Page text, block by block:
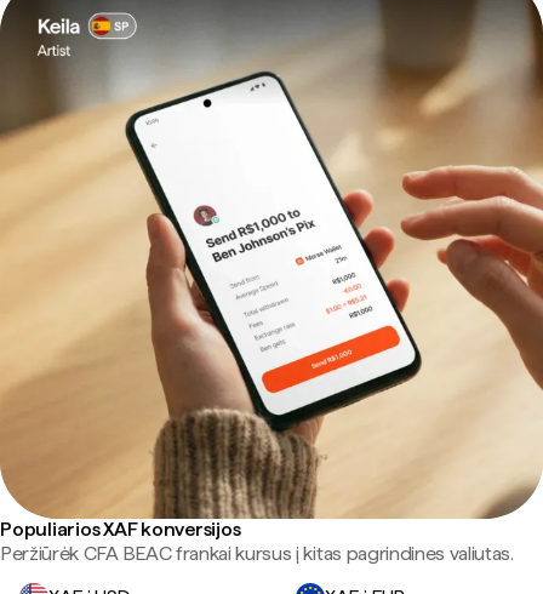
Populiarios XAF konversijos
Peržiūrėk CFA BEAC frankai kursus į kitas pagrindines valiutas.